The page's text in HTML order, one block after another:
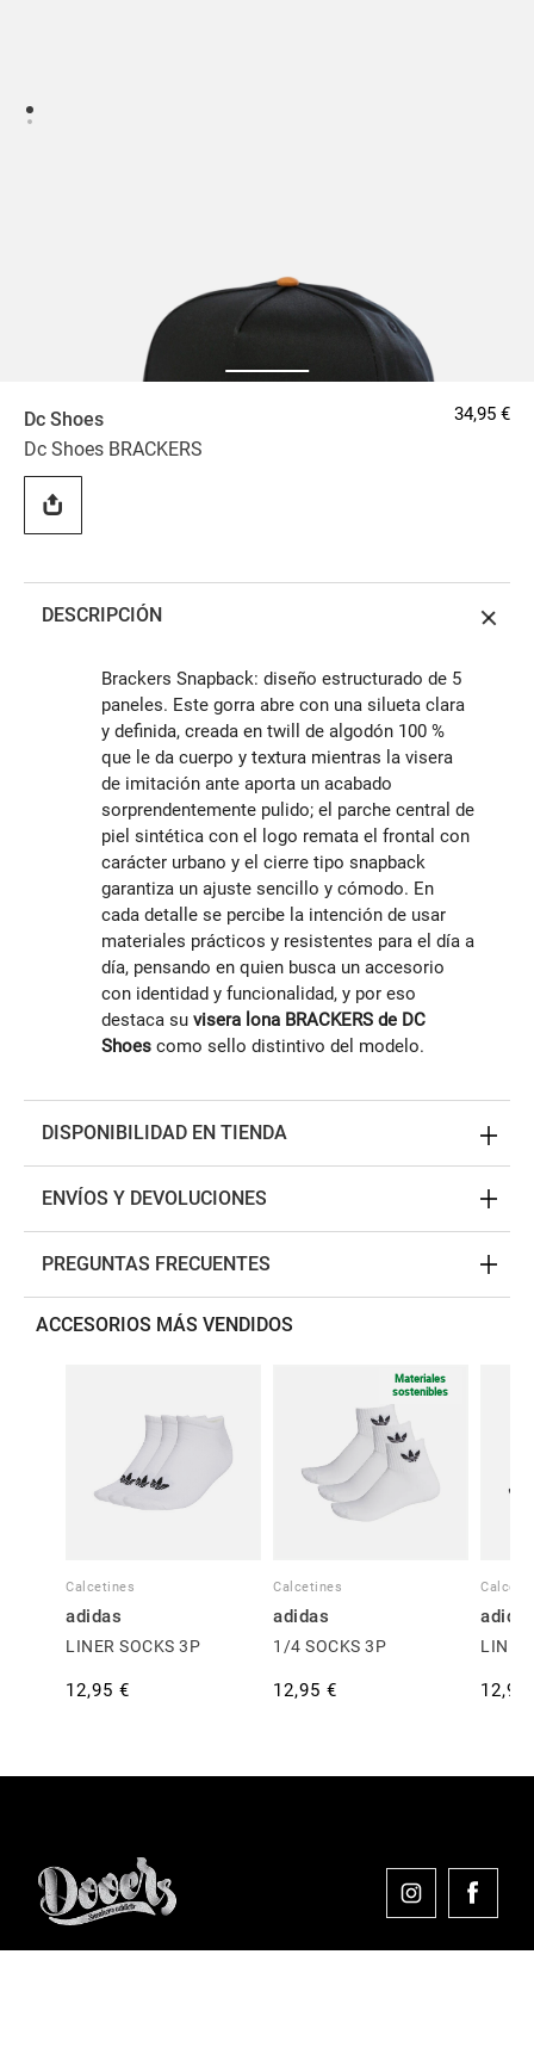
Dc Shoes
Dc Shoes BRACKERS
34,95 €
DESCRIPCIÓN
Brackers Snapback: diseño estructurado de 5
paneles. Este gorra abre con una silueta clara
y definida, creada en twill de algodón 100 %
que le da cuerpo y textura mientras la visera
de imitación ante aporta un acabado
sorprendentemente pulido; el parche central de
piel sintética con el logo remata el frontal con
carácter urbano y el cierre tipo snapback
garantiza un ajuste sencillo y cómodo. En
cada detalle se percibe la intención de usar
materiales prácticos y resistentes para el día a
día, pensando en quien busca un accesorio
con identidad y funcionalidad, y por eso
destaca su visera lona BRACKERS de DC
Shoes como sello distintivo del modelo.
DISPONIBILIDAD EN TIENDA
ENVÍOS Y DEVOLUCIONES
PREGUNTAS FRECUENTES
ACCESORIOS MÁS VENDIDOS
Calcetines
adidas
LINER SOCKS 3P
12,95 €
Materiales
sostenibles
Calcetines
adidas
1/4 SOCKS 3P
12,95 €
LINER
12,95